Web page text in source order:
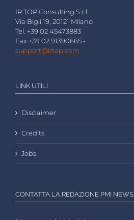
IR TOP Consulting S.r.l.
Via Bigli 19, 20121 Milano
Tel. +39 02 45473883
Fax +39 02 91390665 -
support@irtop.com
LINK UTILI
Disclaimer
Credits
Jobs
CONTATTA LA REDAZIONE PMI NEWS